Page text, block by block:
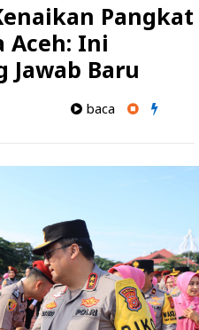
Pangkat
Aceh: Ini
Jawab Baru
baca